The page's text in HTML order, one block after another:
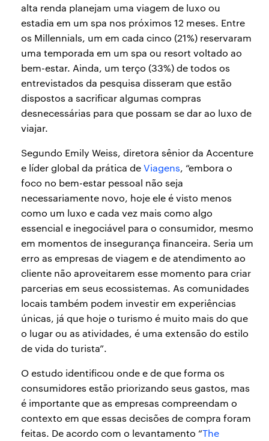
alta renda planejam uma viagem de luxo ou
estadia em um spa nos próximos 12 meses. Entre
os Millennials, um em cada cinco (21%) reservaram
uma temporada em um spa ou resort voltado ao
bem-estar. Ainda, um terço (33%) de todos os
entrevistados da pesquisa disseram que estão
dispostos a sacrificar algumas compras
desnecessárias para que possam se dar ao luxo de
viajar.
Segundo Emily Weiss, diretora sênior da Accenture
e líder global da prática deViagens, “embora o
foco no bem-estar pessoal não seja
necessariamente novo, hoje ele é visto menos
como um luxo e cada vez mais como algo
essencial e inegociável para o consumidor, mesmo
em momentos de insegurança financeira. Seria um
erro as empresas de viagem e de atendimento ao
cliente não aproveitarem esse momento para criar
parcerias em seus ecossistemas. As comunidades
locais também podem investir em experiências
únicas, já que hoje o turismo é muito mais do que
o lugar ou as atividades, é uma extensão do estilo
de vida do turista”.
O estudo identificou onde e de que forma os
consumidores estão priorizando seus gastos, mas
é importante que as empresas compreendam o
contexto em que essas decisões de compra foram
feitas. De acordo com o levantamento “The